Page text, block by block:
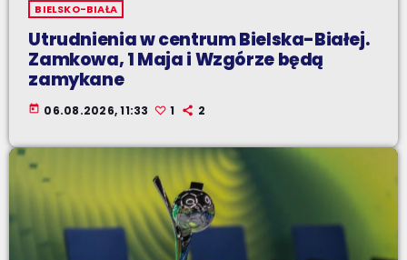
BIELSKO-BIAŁA
Utrudnienia w centrum Bielska-Białej.
Zamkowa, 1 Maja i Wzgórze będą
zamykane
today 06.08.2026, 11:33 1 2